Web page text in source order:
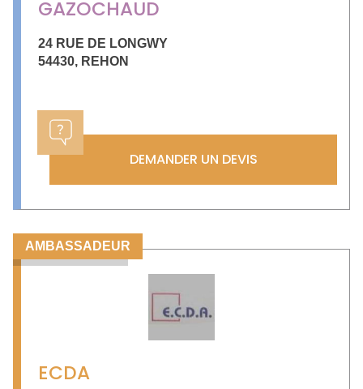
GAZOCHAUD
24 RUE DE LONGWY
54430, REHON
DEMANDER UN DEVIS
AMBASSADEUR
ECDA